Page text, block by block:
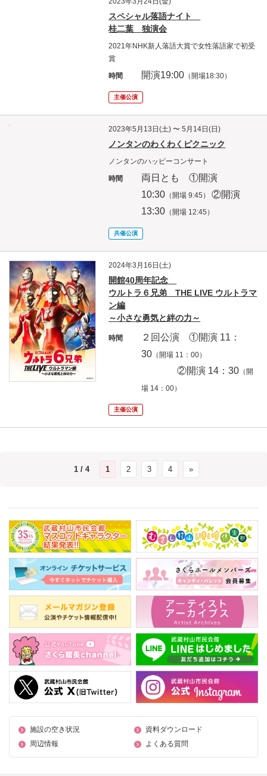
スペシャル落語ナイト
桂二葉 独演会
2021年NHK新人落語大賞で女性落語家で初受
賞
時間 開演19:00 （開場18:30）
主催公演
2023年5月13日(土) 〜 5月14日(日)
ノンタンのわくわくピクニック
ノンタンのハッピーコンサート
時間
両日とも ①開演
10:30 （開場 9:45）②開演
13:30 （開場 12:45）
共催公演
2024年3月16日(土)
開館40周年記念
ウルトラ６兄弟 THE LIVE ウルトラマ
ン編
～小さな勇気と絆の力～
時間
２回公演 ①開演 11：
30 （開場 11：00）
②開演 14：30 （開
場 14：00）
主催公演
1 / 4 1 2 3 4 »
施設の空き状況
資料ダウンロード
周辺情報
よくある質問